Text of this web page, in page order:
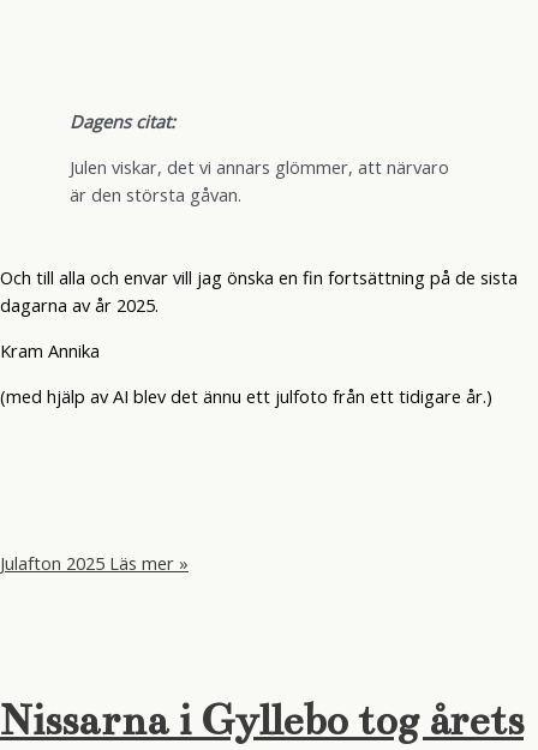
Dagens citat:
Julen viskar, det vi annars glömmer, att närvaro
är den största gåvan.
Och till alla och envar vill jag önska en fin fortsättning på de sista
dagarna av år 2025.
Kram Annika
(med hjälp av AI blev det ännu ett julfoto från ett tidigare år.)
Julafton 2025 Läs mer »
Nissarna i Gyllebo tog årets